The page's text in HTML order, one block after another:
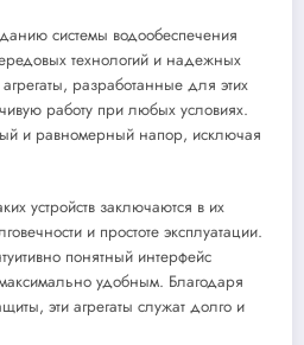
системы водообеспечения
технологий и надежных
разработанные для этих
работу при любых условиях.
и равномерный напор, исключая
устройств заключаются в их
и простоте эксплуатации.
понятный интерфейс
удобным. Благодаря
эти агрегаты служат долго и